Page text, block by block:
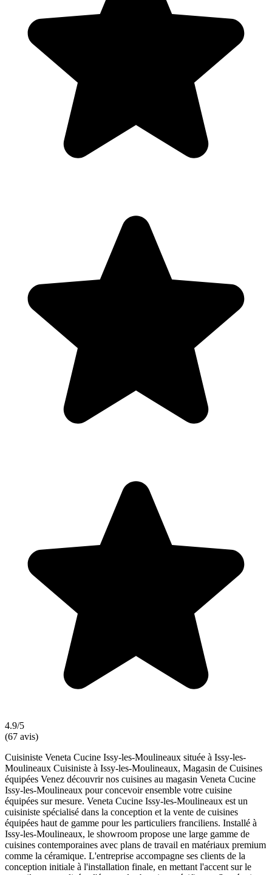
4.9/5
(67 avis)
Cuisiniste Veneta Cucine Issy-les-Moulineaux située à Issy-les-
Moulineaux Cuisiniste à Issy-les-Moulineaux, Magasin de Cuisines
équipées Venez découvrir nos cuisines au magasin Veneta Cucine
Issy-les-Moulineaux pour concevoir ensemble votre cuisine
équipées sur mesure. Veneta Cucine Issy-les-Moulineaux est un
cuisiniste spécialisé dans la conception et la vente de cuisines
équipées haut de gamme pour les particuliers franciliens. Installé à
Issy-les-Moulineaux, le showroom propose une large gamme de
cuisines contemporaines avec plans de travail en matériaux premium
comme la céramique. L'entreprise accompagne ses clients de la
conception initiale à l'installation finale, en mettant l'accent sur le